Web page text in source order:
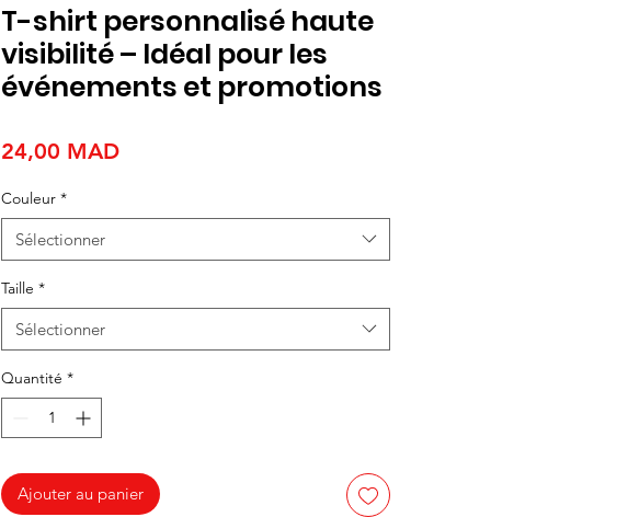
T-shirt personnalisé haute
visibilité – Idéal pour les
événements et promotions
24,00 MADPrix
Couleur *
Sélectionner
Taille *
Sélectionner
Quantité *
Ajouter au panier